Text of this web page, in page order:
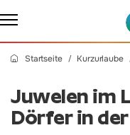
Startseite Kurzurlaube
Juwelen im
Dörfer in